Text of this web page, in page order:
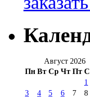
Август 2026
Пн Вт Ср Чт Пт
1
3
4 5 6 7 8